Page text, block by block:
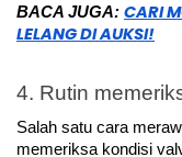
BACA JUGA: CARI
LELANG DI AUKSI!
4. Rutin
Salah satu cara
memeriksa kondisi